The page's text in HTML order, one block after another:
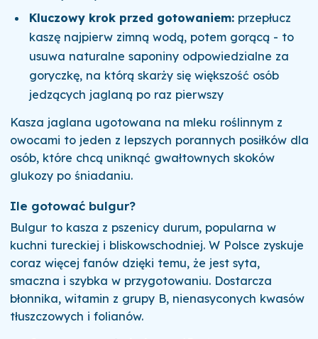
Kluczowy krok przed gotowaniem: przepłucz
kaszę najpierw zimną wodą, potem gorącą - to
usuwa naturalne saponiny odpowiedzialne za
goryczkę, na którą skarży się większość osób
jedzących jaglaną po raz pierwszy
Kasza jaglana ugotowana na mleku roślinnym z
owocami to jeden z lepszych porannych posiłków dla
osób, które chcą uniknąć gwałtownych skoków
glukozy po śniadaniu.
Ile gotować bulgur?
Bulgur to kasza z pszenicy durum, popularna w
kuchni tureckiej i bliskowschodniej. W Polsce zyskuje
coraz więcej fanów dzięki temu, że jest syta,
smaczna i szybka w przygotowaniu. Dostarcza
błonnika, witamin z grupy B, nienasyconych kwasów
tłuszczowych i folianów.